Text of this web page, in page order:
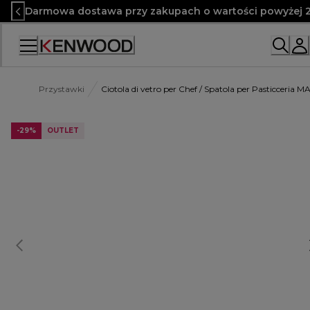
Skip
to
Content
Darmowa dostawa przy zakupach o wartości powyżej
Przystawki Ciotola di vetro per Chef / Spatola per Pasticceria
-29% OUTLET